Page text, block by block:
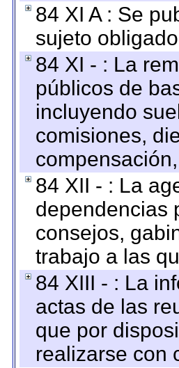
84 XI A : Se
sujeto
84 XI - : La
públicos de
incluyendo
comisiones,
84 XII - : La
dependencias
consejos,
trabajo a las
84 XIII - : La
actas de las
que por
realizarse con